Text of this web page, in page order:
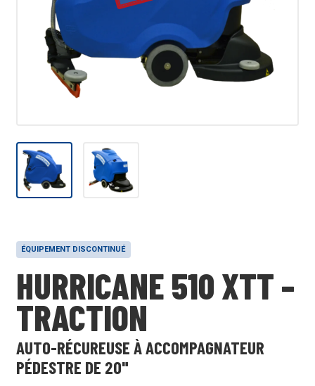
ÉQUIPEMENT DISCONTINUÉ
HURRICANE 510 XTT –
TRACTION
AUTO-RÉCUREUSE À ACCOMPAGNATEUR
PÉDESTRE DE 20"